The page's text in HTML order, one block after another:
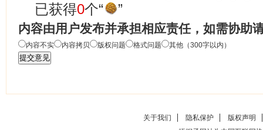
已获得0个“ ”
内容由用户发布并承担相应责任，如需协助
内容不实 内容拷贝 版权问题 格式问题 其他（300字以内）
关于我们 隐私保护
版权声明